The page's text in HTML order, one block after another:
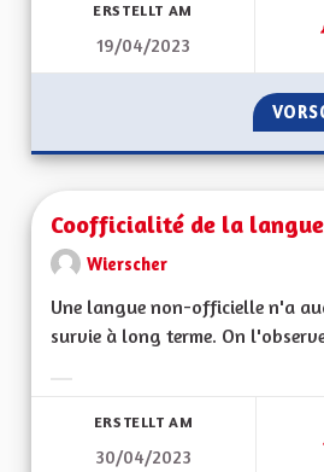
ERSTELLT AM
19/04/2023
Coofficialité de la
Wierscher
Une langue non-officielle n'a
survie à long terme. On
ERSTELLT AM
30/04/2023